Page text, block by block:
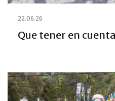
22.06.26
Que tener en